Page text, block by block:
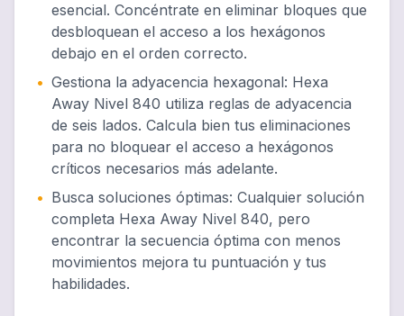
esencial. Concéntrate en eliminar bloques que
desbloquean el acceso a los hexágonos
debajo en el orden correcto.
• Gestiona la adyacencia hexagonal: Hexa
Away Nivel 840 utiliza reglas de adyacencia
de seis lados. Calcula bien tus eliminaciones
para no bloquear el acceso a hexágonos
críticos necesarios más adelante.
• Busca soluciones óptimas: Cualquier solución
completa Hexa Away Nivel 840, pero
encontrar la secuencia óptima con menos
movimientos mejora tu puntuación y tus
habilidades.